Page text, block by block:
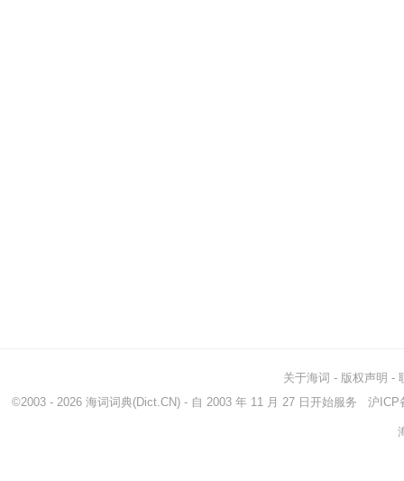
关于海词 - 版权声明 -
©2003 - 2026 海词词典(Dict.CN) - 自 2003 年 11 月 27 日开始服务 沪ICP